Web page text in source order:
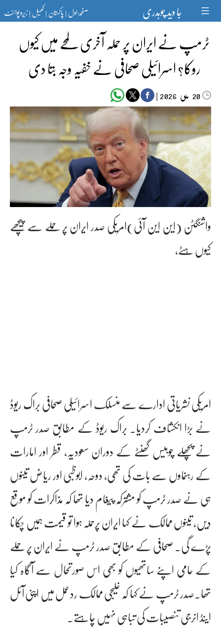
content جا وید چوہدری صفحۂ اول|پاکستان|کھیل|زیرو پوائنٹ
ٹرمپ نے ایران پر حملہ آخری لمحے میں کیوں
روکا؟ اسرائیلی صحافی نے خفیہ وجہ بتا دی
20 مئی‬‮ |
واشنگٹن (این این آئی)امریکی صدر ایران پر حملے سے پیچھے
کیوں ہٹے،
امریکی نشریاتی ادارے سے منسلک اسرائیلی صحافی براک ریوڈ
نے بڑا انکشاف کردیا۔ براک ریوڈ کے مطابق صدر ٹرمپ
نے پچھلے چوبیس گھنٹے کے دوران سعودیہ، قطر اور امارات
کے رہنماوں سے بات کی تھی، دوحہ، ابوظبی اور ریاض تینوں
ہی نے صدر ٹرمپ کو مشترکہ پیغام دیا تھا کہ مذاکرات کو موقع
دیں، تینوں ممالک نے کہا ایران پرحملہ ہوا تو قیمت ہمیں چکانا
پڑے گی۔ صحافی کے مطابق صدر ٹرمپ نے ایران پر حملے
کے حامی اپنے ساتھیوں کو بھی اس صورتحال سے آگاہ کیا
تھا۔صدر ٹرمپ نے کہا کہ خلیجی ممالک ردعمل میں اپنی آئل
اینڈ انرجی تنصیبات کی تباہی نہیں چاہتے۔